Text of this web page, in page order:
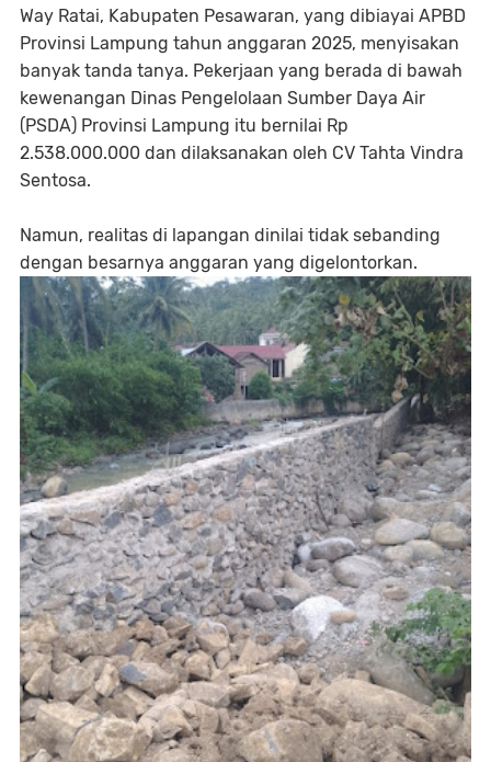
Way Ratai, Kabupaten Pesawaran, yang dibiayai APBD
Provinsi Lampung tahun anggaran 2025, menyisakan
banyak tanda tanya. Pekerjaan yang berada di bawah
kewenangan Dinas Pengelolaan Sumber Daya Air
(PSDA) Provinsi Lampung itu bernilai Rp
2.538.000.000 dan dilaksanakan oleh CV Tahta Vindra
Sentosa.
Namun, realitas di lapangan dinilai tidak sebanding
dengan besarnya anggaran yang digelontorkan.